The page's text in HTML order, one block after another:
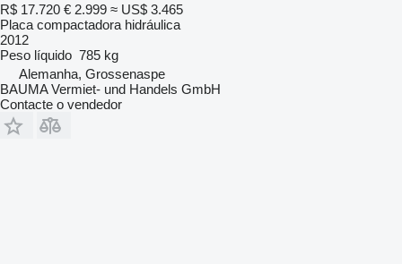
R$ 17.720 € 2.999 ≈ US$ 3.465
Placa compactadora hidráulica
2012
Peso líquido 785 kg
Alemanha, Grossenaspe
BAUMA Vermiet- und Handels GmbH
Contacte o vendedor